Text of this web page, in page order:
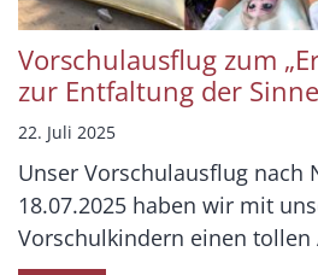
Vorschulausflug zum
zur Entfaltung der
22. Juli 2025
Unser Vorschulausflug nach
18.07.2025 haben wir mit
Vorschulkindern einen tollen